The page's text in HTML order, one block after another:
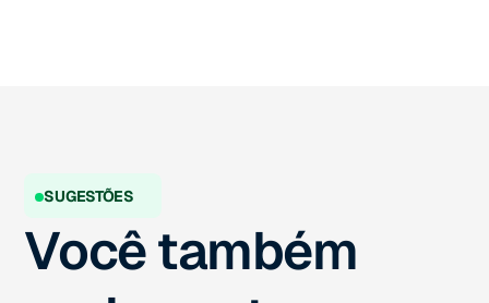
SUGESTÕES
Você também